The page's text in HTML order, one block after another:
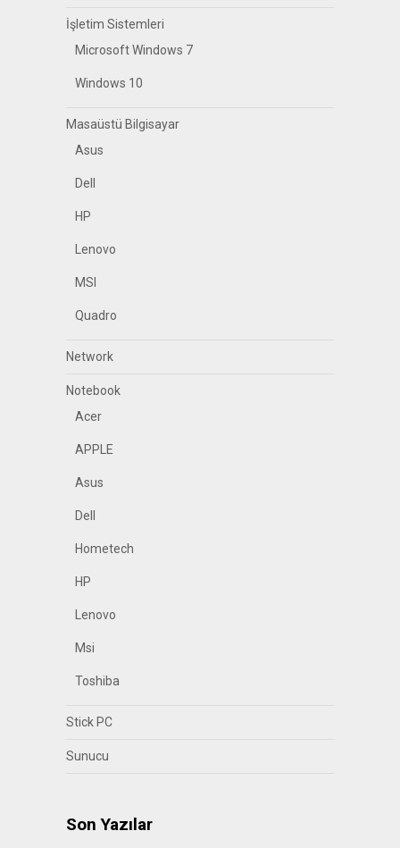
İşletim Sistemleri
Microsoft Windows 7
Windows 10
Masaüstü Bilgisayar
Asus
Dell
HP
Lenovo
MSI
Quadro
Network
Notebook
Acer
APPLE
Asus
Dell
Hometech
HP
Lenovo
Msi
Toshiba
Stick PC
Sunucu
Son Yazılar